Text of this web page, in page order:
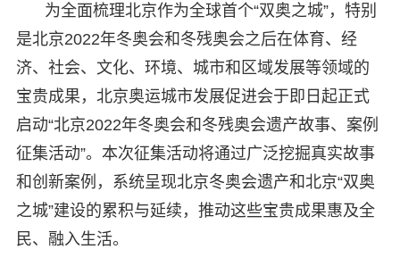
为全面梳理北京作为全球首个“双奥之城”，特别
是北京2022年冬奥会和冬残奥会之后在体育、经
济、社会、文化、环境、城市和区域发展等领域的
宝贵成果，北京奥运城市发展促进会于即日起正式
启动“北京2022年冬奥会和冬残奥会遗产故事、案例
征集活动”。本次征集活动将通过广泛挖掘真实故事
和创新案例，系统呈现北京冬奥会遗产和北京“双奥
之城”建设的累积与延续，推动这些宝贵成果惠及全
民、融入生活。